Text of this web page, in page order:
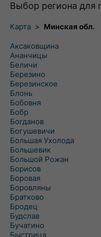
Выбор региона для
Карта > Минская обл.
Аксаковщина
Ананчицы
Беличи
Березино
Березинское
Блонь
Бобовня
Бобр
Богданов
Богушевичи
Большая Ухолода
Большевик
Большой Рожан
Борисов
Боровая
Боровляны
Братково
Бродец
Будслав
Бучатино
Быстрица